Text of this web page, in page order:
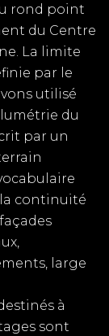
rond point
du Centre
La limite
par le
utilisé
du
par un
continuité
large
à
sont